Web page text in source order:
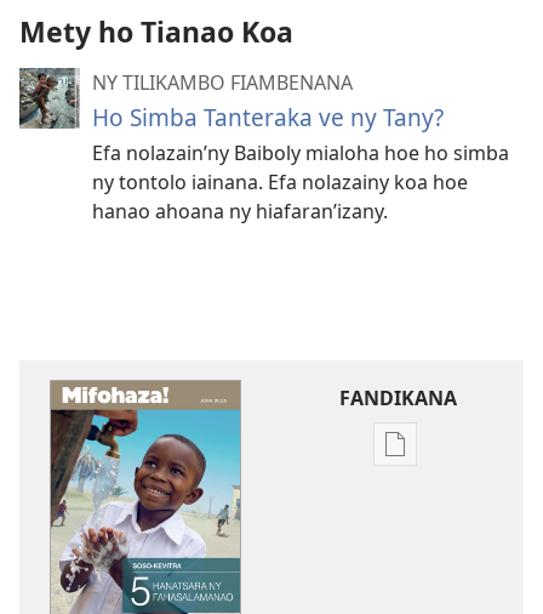
Mety ho Tianao Koa
NY TILIKAMBO FIAMBENANA
Ho Simba Tanteraka ve ny Tany?
Efa nolazain’ny Baiboly mialoha hoe ho simba
ny tontolo iainana. Efa nolazainy koa hoe
hanao ahoana ny hiafaran’izany.
FANDIKANA
Fandikana